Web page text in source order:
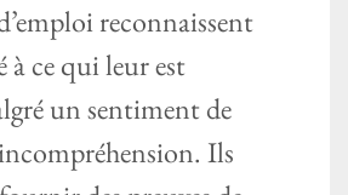
reconnaissent
ce qui leur est
un sentiment de
Ils